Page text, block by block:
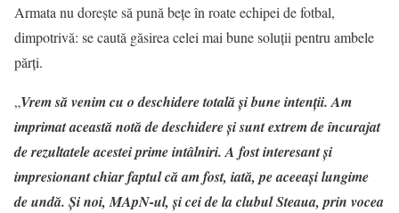
Armata nu doreşte să pună beţe în roate echipei de fotbal,
dimpotrivă: se caută găsirea celei mai bune soluţii pentru ambele
părţi.
„Vrem să venim cu o deschidere totală şi bune intenţii. Am
imprimat această notă de deschidere şi sunt extrem de încurajat
de rezultatele acestei prime intâlniri. A fost interesant şi
impresionant chiar faptul că am fost, iată, pe aceeaşi lungime
de undă. Şi noi, MApN-ul, şi cei de la clubul Steaua, prin vocea